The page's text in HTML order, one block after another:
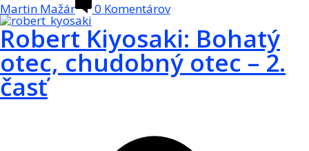
Martin Mažár 0 Komentárov
Robert Kiyosaki: Bohatý
otec, chudobný otec – 2.
časť